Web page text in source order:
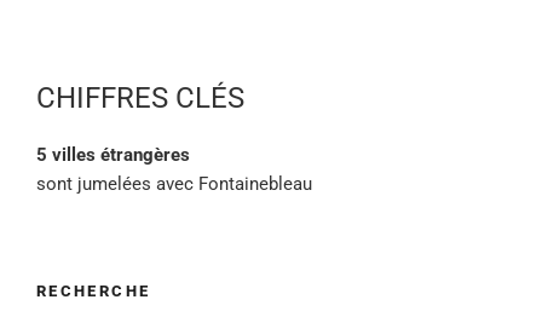
CHIFFRES CLÉS
5 villes étrangères
sont jumelées avec Fontainebleau
RECHERCHE